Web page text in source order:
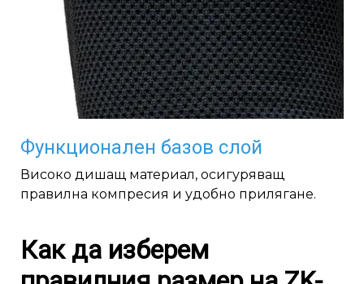
Функционален базов слой
Високо дишащ материал, осигуряващ
правилна компресия и удобно прилягане.
Как да изберем